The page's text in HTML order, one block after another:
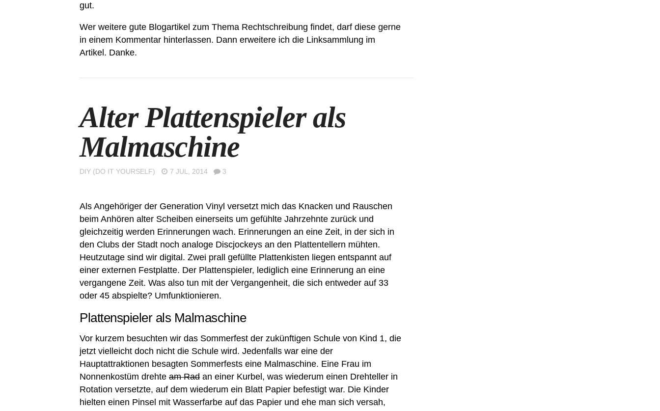
gut.
Wer weitere gute Blogartikel zum Thema Rechtschreibung findet, darf diese gerne
in einem Kommentar hinterlassen. Dann erweitere ich die Linksammlung im
Artikel. Danke.
Alter Plattenspieler als
Malmaschine
DIY (DO IT YOURSELF) 7 JUL, 2014 3
Als Angehöriger der Generation Vinyl versetzt mich das Knacken und Rauschen
beim Anhören alter Scheiben einerseits um gefühlte Jahrzehnte zurück und
gleichzeitig werden Erinnerungen wach. Erinnerungen an eine Zeit, in der sich in
den Clubs der Stadt noch analoge Discjockeys an den Plattentellern mühten.
Heutzutage sind wir digital. Zwei prall gefüllte Plattenkisten liegen entspannt auf
einer externen Festplatte. Der Plattenspieler, lediglich eine Erinnerung an eine
vergangene Zeit. Was also tun mit der Vergangenheit, die sich entweder auf 33
oder 45 abspielte? Umfunktionieren.
Plattenspieler als Malmaschine
Vor kurzem besuchten wir das Sommerfest der zukünftigen Schule von Kind 1, die
jetzt vielleicht doch nicht die Schule wird. Jedenfalls war eine der
Hauptattraktionen besagten Sommerfests eine Malmaschine. Eine Frau im
Nonnenkostüm drehte am Rad an einer Kurbel, was wiederum einen Drehteller in
Rotation versetzte, auf dem wiederum ein Blatt Papier befestigt war. Die Kinder
hielten einen Pinsel mit Wasserfarbe auf das Papier und ehe man sich versah,